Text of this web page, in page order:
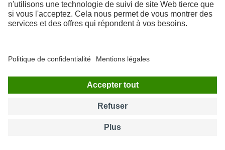
Compte-rendu
e-
mail
e-
mail +
docu
ment
incluses
4 h
Tarif HT 590 €
€
€